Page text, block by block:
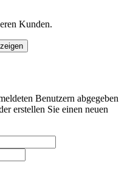
Kunden.
Benutzern abgegeben
erstellen Sie einen neuen